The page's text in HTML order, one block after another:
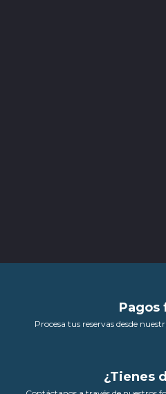
Pagos
Procesa tus reservas desde
¿Tienes